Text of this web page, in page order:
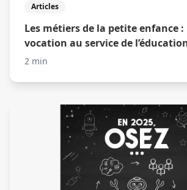
Articles
Les métiers de la petite enfance :
vocation au service de
2 min